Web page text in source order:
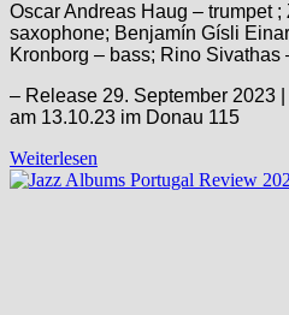
Oscar Andreas Haug – trumpet
saxophone; Benjamín Gísli
Kronborg – bass; Rino Sivathas
– Release 29. September 2023
am 13.10.23 im Donau 115
Weiterlesen